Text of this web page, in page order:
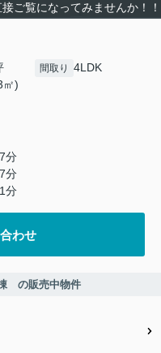
ご覧になってみませんか！！
㎡)
間取り 4LDK
分
分
分
わせ
の販売中物件